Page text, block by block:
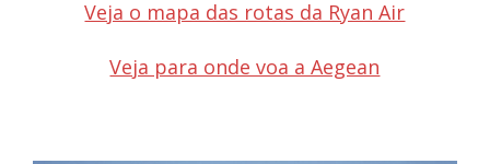
Veja o mapa das rotas da Ryan Air
Veja para onde voa a Aegean